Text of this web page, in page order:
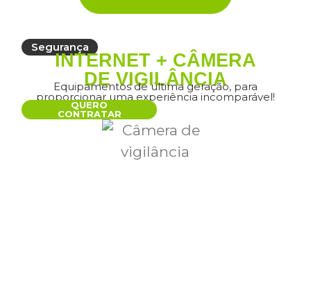
Segurança
INTERNET + CÂMERA
DE VIGILÂNCIA
Equipamentos de última geração, para
proporcionar uma experiência incomparável!
QUERO
CONTRATAR